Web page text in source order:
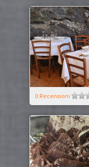
0 Recensioni